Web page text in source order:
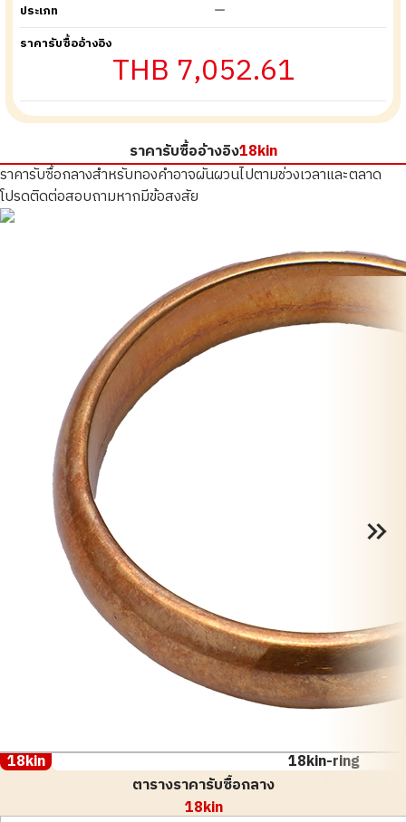
ประเภท
ー
ราคารับซื้ออ้างอิง
THB 7,052.61
ราคารับซื้ออ้างอิง18kin
ราคารับซื้อกลางสำหรับทองคำอาจผันผวนไปตามช่วงเวลาและตลาด
โปรดติดต่อสอบถามหากมีข้อสงสัย
18kin
18kin-ring
ตารางราคารับซื้อกลาง
18kin